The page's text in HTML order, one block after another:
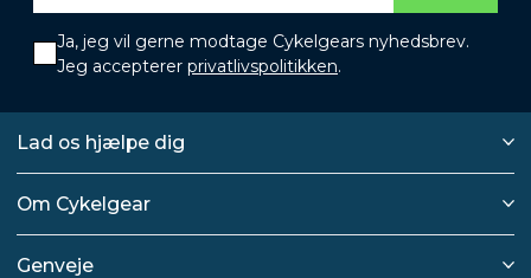
Ja, jeg vil gerne modtage Cykelgears nyhedsbrev.
Jeg accepterer privatlivspolitikken.
Lad os hjælpe dig
Om Cykelgear
Genveje